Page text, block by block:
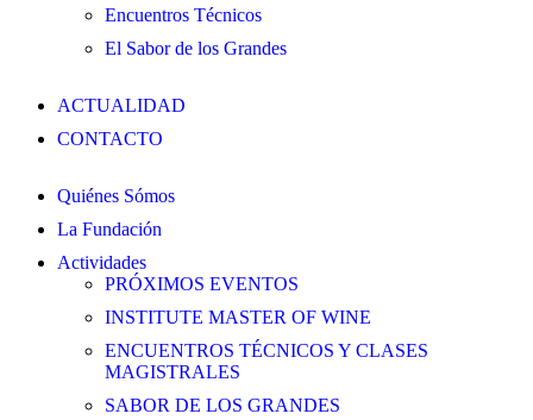
Encuentros Técnicos
El Sabor de los Grandes
ACTUALIDAD
CONTACTO
Quiénes Sómos
La Fundación
Actividades
PRÓXIMOS EVENTOS
INSTITUTE MASTER OF WINE
ENCUENTROS TÉCNICOS Y CLASES
MAGISTRALES
SABOR DE LOS GRANDES